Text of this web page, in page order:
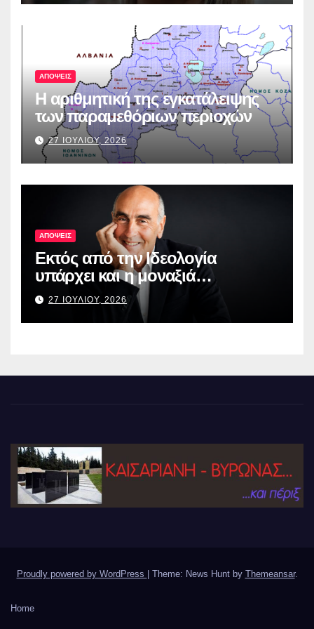
ΑΠΟΨΕΙΣ
Η αριθμητική της εγκατάλειψης
των παραμεθόριων περιοχών
27 ΙΟΥΛΙΟΥ, 2026
ΑΠΟΨΕΙΣ
Εκτός από την Ιδεολογία
υπάρχει και η μοναξιά…
27 ΙΟΥΛΙΟΥ, 2026
Proudly powered by WordPress Theme: News Hunt by Themeansar.
Home